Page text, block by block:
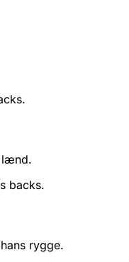
lænd.
backs.
rygge.